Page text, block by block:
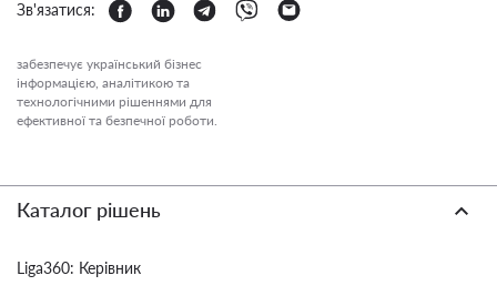
Зв'язатися:
забезпечує український бізнес
інформацією, аналітикою та
технологічними рішеннями для
ефективної та безпечної роботи.
Каталог рішень
Liga360: Керівник